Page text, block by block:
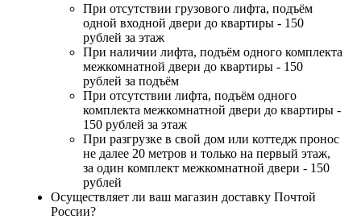
При отсутствии грузового лифта, подъём
одной входной двери до квартиры - 150
рублей за этаж
При наличии лифта, подъём одного комплекта
межкомнатной двери до квартиры - 150
рублей за подъём
При отсутствии лифта, подъём одного
комплекта межкомнатной двери до квартиры -
150 рублей за этаж
При разгрузке в свой дом или коттедж пронос
не далее 20 метров и только на первый этаж,
за один комплект межкомнатной двери - 150
рублей
Осуществляет ли ваш магазин доставку Почтой
России?